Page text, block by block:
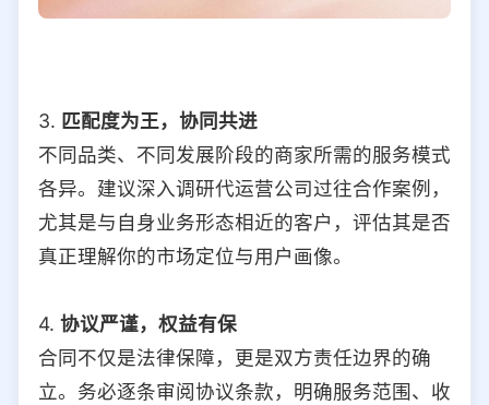
3. 匹配度为王，协同共进
不同品类、不同发展阶段的商家所需的服务模式
各异。建议深入调研代运营公司过往合作案例，
尤其是与自身业务形态相近的客户，评估其是否
真正理解你的市场定位与用户画像。
4. 协议严谨，权益有保
合同不仅是法律保障，更是双方责任边界的确
立。务必逐条审阅协议条款，明确服务范围、收